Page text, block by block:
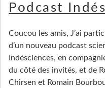
Podcast
Coucou les amis, J’ai
d’un nouveau podcast
Indésciences, en
du côté des invités, et de
Chirsen et Romain